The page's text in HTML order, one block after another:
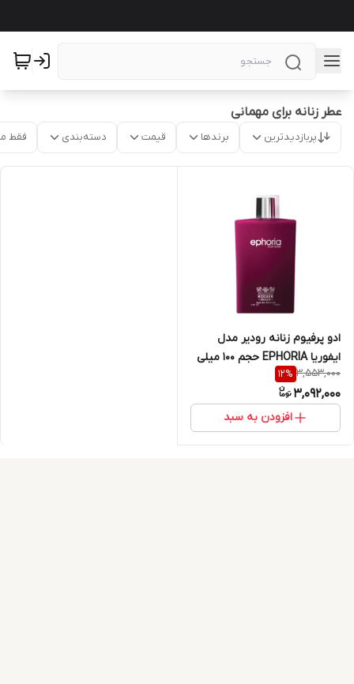
عطر زنانه برای مهمانی
پربازدیدترین برندها قیمت دسته‌بندی فقط
ادو پرفیوم زنانه رودیر مدل
ایفوریا EPHORIA حجم 100 میلی
لیتر
3,553,000
12%
3,092,000
افزودن به سبد